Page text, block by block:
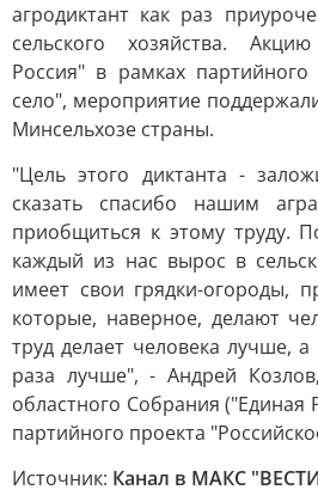
агродиктант как раз
сельского хозяйства.
Россия" в рамках партийного
село", мероприятие
Минсельхозе страны.
"Цель этого диктанта -
сказать спасибо нашим
приобщиться к этому труду.
каждый из нас вырос в
имеет свои грядки-огороды,
которые, наверное, делают
труд делает человека лучше,
раза лучше", - Андрей
областного Собрания ("Единая
партийного проекта
Источник: Канал в МАКС